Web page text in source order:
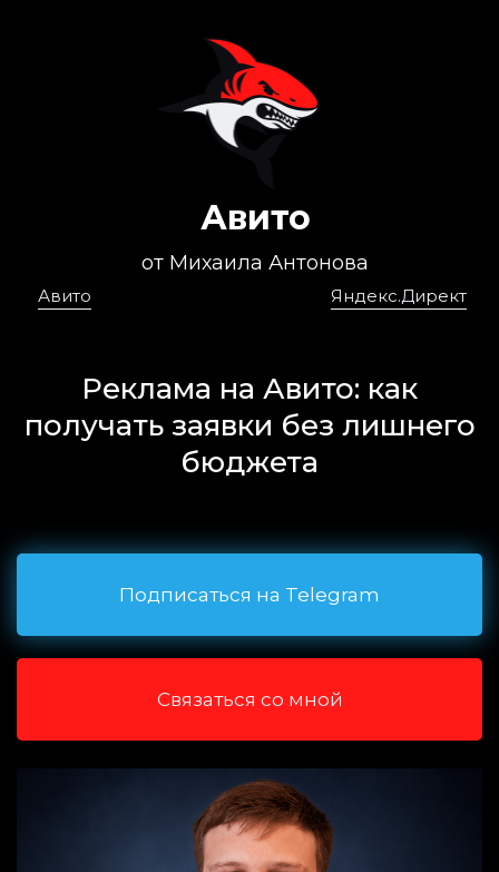
Авито
от Михаила Антонова
Авито Яндекс.Директ
Реклама на Авито: как
получать заявки без лишнего
бюджета
Подписаться на Telegram
Связаться со мной